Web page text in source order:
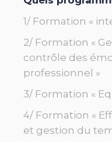
1/ Formation «
2/ Formation «
contrôle des
professionnel »
3/ Formation «
4/ Formation «
et gestion du